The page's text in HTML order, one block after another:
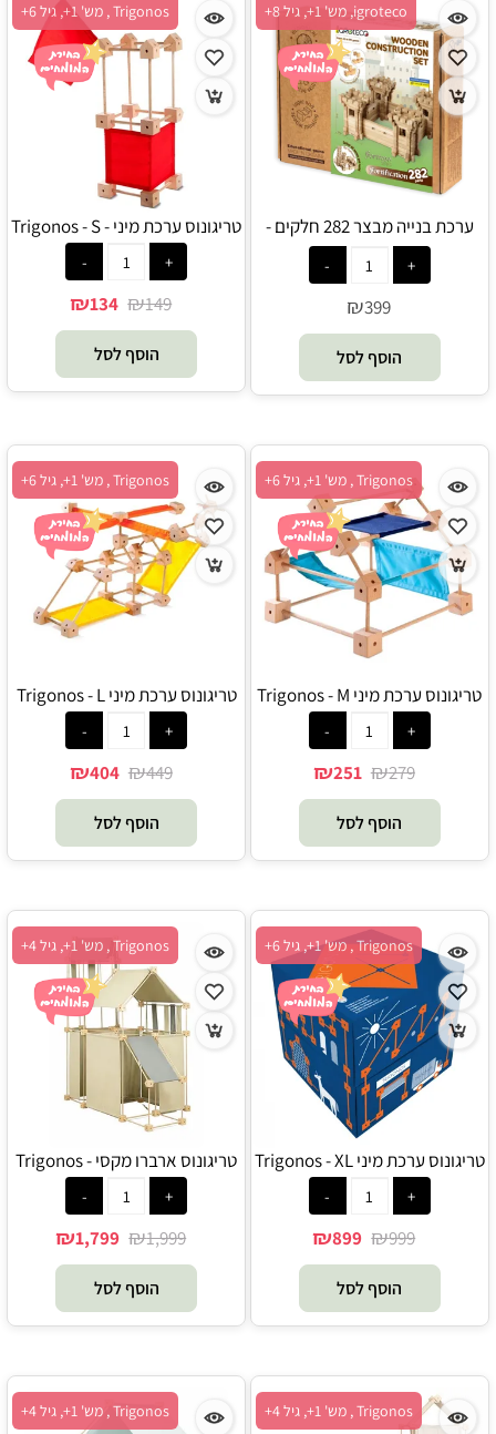
igroteco, מש' 1+, גיל 8+
ערכת בנייה מבצר 282 חלקים -
Igroteco
₪399
הוסף לסל
Trigonos , מש' 1+, גיל 6+
טריגונוס ערכת מיני - Trigonos - S
₪149
₪134
הוסף לסל
Trigonos , מש' 1+, גיל 6+
טריגונוס ערכת מיני Trigonos - M
₪279
₪251
הוסף לסל
Trigonos , מש' 1+, גיל 6+
טריגונוס ערכת מיני Trigonos - L
₪449
₪404
הוסף לסל
Trigonos , מש' 1+, גיל 6+
טריגונוס ערכת מיני Trigonos - XL
₪999
₪899
הוסף לסל
Trigonos , מש' 1+, גיל 4+
טריגונוס ארברו מקסי - Trigonos
₪1,999
₪1,799
הוסף לסל
Trigonos , מש' 1+, גיל 4+ Trigonos , מש' 1+, גיל 4+